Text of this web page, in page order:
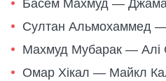
Басем Махмуд —
Султан Альмохаммед —
Махмуд Мубарак — Алі
Омар Хікал — Майкл